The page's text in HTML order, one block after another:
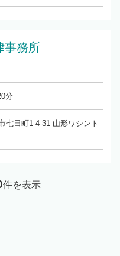
事務所
分
七日町1-4-31 山形ワシント
件を表示